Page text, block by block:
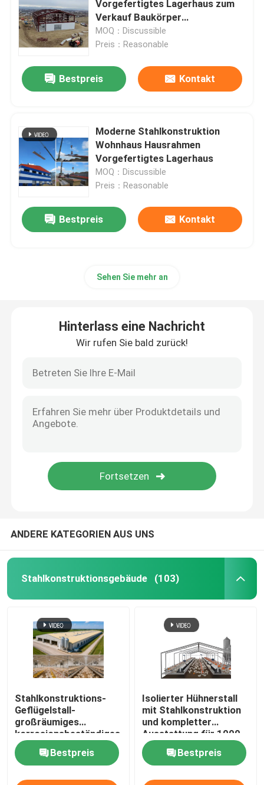
Vorgefertigtes Lagerhaus zum
Verkauf Baukörper
Stahlkonstruktion
Metalllagerhaus Vorgefertigtes
MOQ：Discussible
Preis：Reasonable
Bestpreis Kontakt
Moderne Stahlkonstruktion
Wohnhaus Hausrahmen
Vorgefertigtes Lagerhaus
MOQ：Discussible
Preis：Reasonable
Bestpreis Kontakt
Sehen Sie mehr an
Hinterlass eine Nachricht
Wir rufen Sie bald zurück!
ANDERE KATEGORIEN AUS UNS
Stahlkonstruktionsgebäude (103)
Stahlkonstruktions-
Geflügelstall-
großräumiges
korrosionsbeständiges
industrielles
Hühnerfarmgebäude
für 200000 Broiler
Bestpreis
Isolierter Hühnerstall
mit Stahlkonstruktion
und kompletter
Ausstattung für 1000–
10000 Hühner
Bestpreis